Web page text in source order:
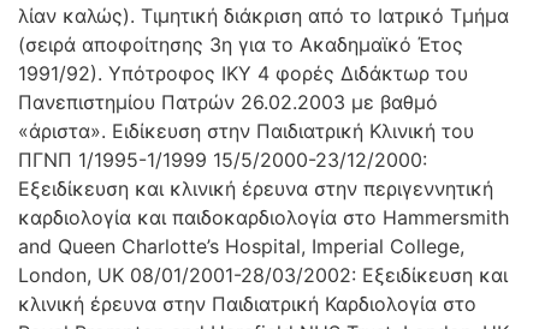
λίαν καλώς). Τιμητική διάκριση από το Ιατρικό Τμήμα
(σειρά αποφοίτησης 3η για το Ακαδημαϊκό Έτος
1991/92). Υπότροφος ΙΚΥ 4 φορές Διδάκτωρ του
Πανεπιστημίου Πατρών 26.02.2003 με βαθμό
«άριστα». Ειδίκευση στην Παιδιατρική Κλινική του
ΠΓΝΠ 1/1995-1/1999 15/5/2000-23/12/2000:
Εξειδίκευση και κλινική έρευνα στην περιγεννητική
καρδιολογία και παιδοκαρδιολογία στο Hammersmith
and Queen Charlotte’s Hospital, Imperial College,
London, UK 08/01/2001-28/03/2002: Εξειδίκευση και
κλινική έρευνα στην Παιδιατρική Καρδιολογία στο